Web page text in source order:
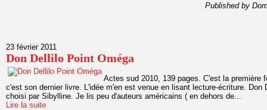
Published by
23 février 2011
Don Dellilo Point Oméga
Actes sud 2010, 139 pages. C'est la première
c'est son dernier livre. L'idée m'en est venue en lisant lecture-écriture. Don
choisi par Sibylline. Je lis peu d'auteurs américains ( en dehors de...
Lire la suite